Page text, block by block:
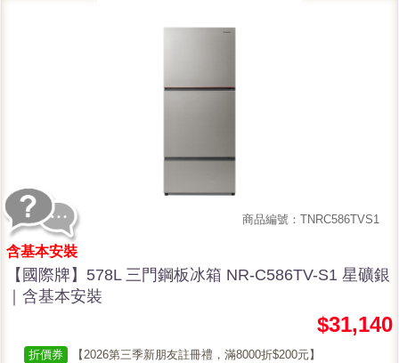
商品編號：TNRC586TVS1
含基本安裝
【國際牌】578L 三門鋼板冰箱 NR-C586TV-S1 星礦銀
｜含基本安裝
$31,140
折價券
【2026第三季新朋友註冊禮，滿8000折$200元】